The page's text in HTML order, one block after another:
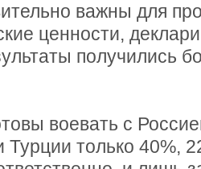
важны для
ценности,
получились
воевать с
только 40%,